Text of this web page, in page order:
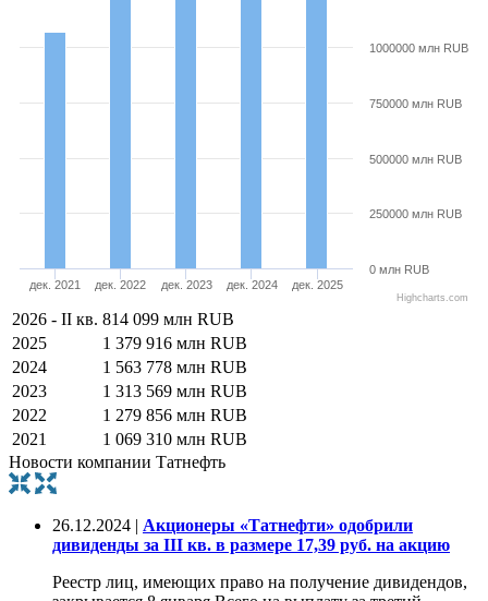
дек. 2021 дек. 2022 дек. 2023 дек. 2024 дек. 2025
0 млн RUB
250000 млн RUB
500000 млн RUB
750000 млн RUB
1000000 млн RUB
Highcharts.com
2026 - II кв. 814 099 млн RUB
2025
1 379 916 млн RUB
2024
1 563 778 млн RUB
2023
1 313 569 млн RUB
2022
1 279 856 млн RUB
2021
1 069 310 млн RUB
Новости компании Татнефть
26.12.2024 | Акционеры «Татнефти» одобрили
дивиденды за III кв. в размере 17,39 руб. на акцию
Реестр лиц, имеющих право на получение дивидендов,